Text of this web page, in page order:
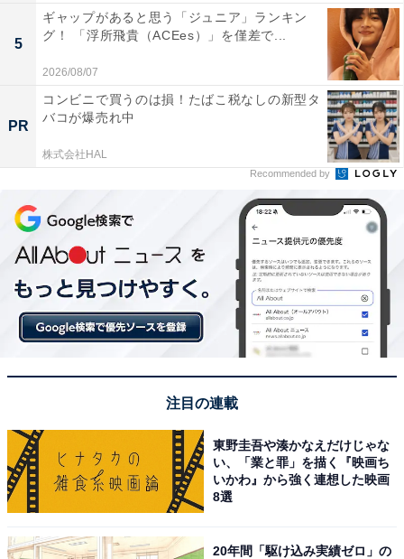
1位：四万温泉・奥四万の滝（群馬県吾妻郡中之条
町）／56票
見事1位に輝いたのは、四万温泉・奥四万の滝です。
「四万の病を治す」と言われる名湯の奥には数カ所に滝
がありますが、冬の主役は間違いなく「しゃくなげの
滝」です。奥四万湖の近くに位置し、寒さで飛沫が凍り
つく姿は、奥四万エリアでも随一の迫力を誇ります。12
月〜3月はダム駐車場からは徒歩での散策となります
が、静寂のなか大迫力の氷瀑に出会う感動はひとしお。
冷えた体を名湯が優しく包み込む、冬の至福ルートで
す。
回答者からは「寒さきびしいなか、散策してから温泉に
ころではあるのですがやはり群馬は温泉です。坂道だら
けで冬は履くものを考えないと危ないことも学んでいま
す（笑）」（50代男性／東京都）、「奥四万の滝を見た
です」（50代男性／埼玉県）といった声が集まりまし
5
ギャップがあると思う「ジュニア」ランキン
グ！ 「浮所飛貴（ACEes）」を僅差で...
2026/08/07
PR
コンビニで買うのは損！たばこ税なしの新型タ
バコが爆売れ中
株式会社HAL
Recommended by
注目の連載
東野圭吾や湊かなえだけじゃな
い、「業と罪」を描く『映画ち
いかわ』から強く連想した映画
8選
20年間「駆け込み実績ゼロ」の